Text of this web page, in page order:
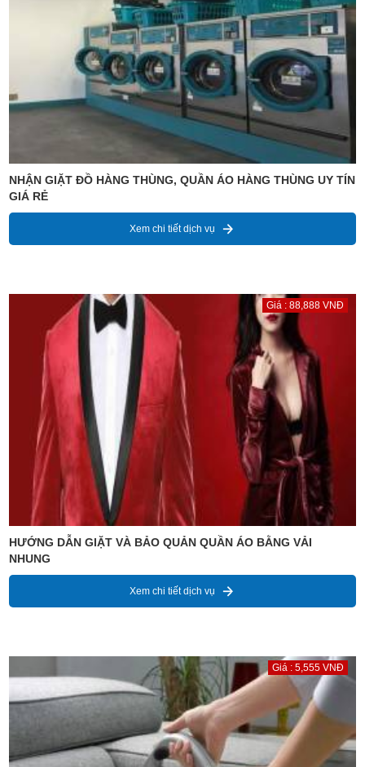
NHẬN GIẶT ĐỒ HÀNG THÙNG, QUẦN ÁO HÀNG THÙNG UY TÍN
GIÁ RẺ
Xem chi tiết dịch vụ
Giá : 88,888 VNĐ
HƯỚNG DẪN GIẶT VÀ BẢO QUẢN QUẦN ÁO BẰNG VẢI
NHUNG
Xem chi tiết dịch vụ
Giá : 5,555 VNĐ